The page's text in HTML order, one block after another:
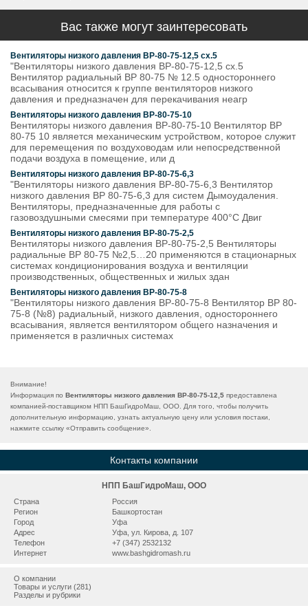
Вас также могут заинтересовать
Вентиляторы низкого давления ВР-80-75-12,5 сх.5
"Вентиляторы низкого давления ВР-80-75-12,5 сх.5
Вентилятор радиальный ВР 80-75 № 12.5 одностороннего
всасывания относится к группе вентиляторов низкого
давления и предназначен для перекачивания неагр
Вентиляторы низкого давления ВР-80-75-10
Вентиляторы низкого давления ВР-80-75-10 Вентилятор ВР
80-75 10 является механическим устройством, которое служит
для перемещения по воздуховодам или непосредственной
подачи воздуха в помещение, или д
Вентиляторы низкого давления ВР-80-75-6,3
"Вентиляторы низкого давления ВР-80-75-6,3 Вентилятор
низкого давления ВР 80-75-6,3 для систем Дымоудаления.
Вентиляторы, предназначенные для работы с
газовоздушными смесями при температуре 400°С Двиг
Вентиляторы низкого давления ВР-80-75-2,5
Вентиляторы низкого давления ВР-80-75-2,5 Вентиляторы
радиальные ВР 80-75 №2,5…20 применяются в стационарных
системах кондиционирования воздуха и вентиляции
производственных, общественных и жилых здан
Вентиляторы низкого давления ВР-80-75-8
"Вентиляторы низкого давления ВР-80-75-8 Вентилятор ВР 80-
75-8 (№8) радиальный, низкого давления, одностороннего
всасывания, является вентилятором общего назначения и
применяется в различных системах
Внимание!
Информация по Вентиляторы низкого давления ВР-80-75-12,5 предоставлена
компанией-поставщиком НПП БашГидроМаш, ООО. Для того, чтобы получить
дополнительную информацию, узнать актуальную цену или условия постаки,
нажмите ссылку «Отправить сообщение».
Контакты компании
НПП БашГидроМаш, ООО
Страна
Россия
Регион
Башкортостан
Город
Уфа
Адрес
Уфа, ул. Кирова, д. 107
Телефон
+7 (347) 2532132
Интернет
www.bashgidromash.ru
О компании
Товары и услуги (281)
Разделы и рубрики